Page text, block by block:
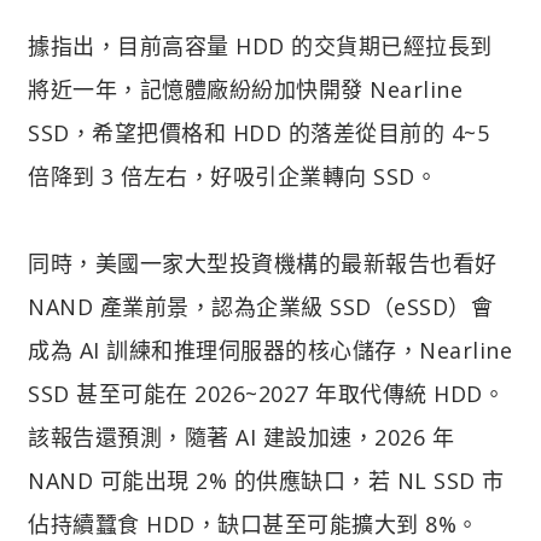
據指出，目前高容量 HDD 的交貨期已經拉長到
將近一年，記憶體廠紛紛加快開發 Nearline
SSD，希望把價格和 HDD 的落差從目前的 4~5
倍降到 3 倍左右，好吸引企業轉向 SSD。
同時，美國一家大型投資機構的最新報告也看好
NAND 產業前景，認為企業級 SSD（eSSD）會
成為 AI 訓練和推理伺服器的核心儲存，Nearline
SSD 甚至可能在 2026~2027 年取代傳統 HDD。
該報告還預測，隨著 AI 建設加速，2026 年
NAND 可能出現 2% 的供應缺口，若 NL SSD 市
佔持續蠶食 HDD，缺口甚至可能擴大到 8%。